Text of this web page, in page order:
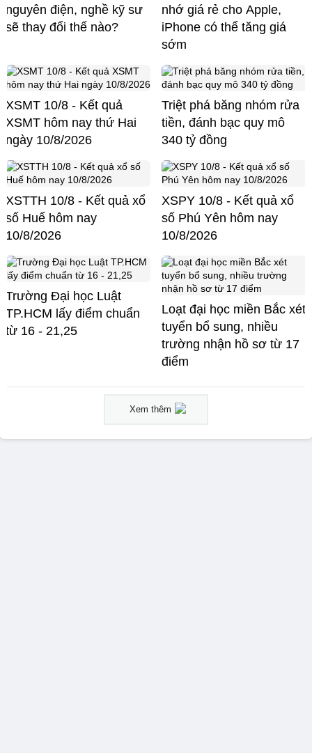
nguyên điện, nghề kỹ sư
sẽ thay đổi thế nào?
nhớ giá rẻ cho Apple,
iPhone có thể tăng giá
sớm
XSMT 10/8 - Kết quả
XSMT hôm nay thứ Hai
ngày 10/8/2026
Triệt phá băng nhóm rửa
tiền, đánh bạc quy mô
340 tỷ đồng
XSTTH 10/8 - Kết quả xổ
số Huế hôm nay
10/8/2026
XSPY 10/8 - Kết quả xổ
số Phú Yên hôm nay
10/8/2026
Trường Đại học Luật
TP.HCM lấy điểm chuẩn
từ 16 - 21,25
Loạt đại học miền Bắc xét
tuyển bổ sung, nhiều
trường nhận hồ sơ từ 17
điểm
Xem thêm